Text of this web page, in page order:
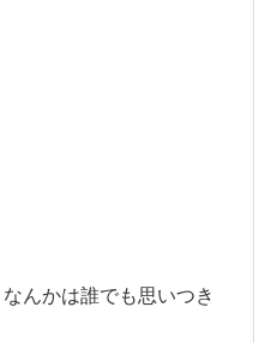
んかは誰でも思いつき